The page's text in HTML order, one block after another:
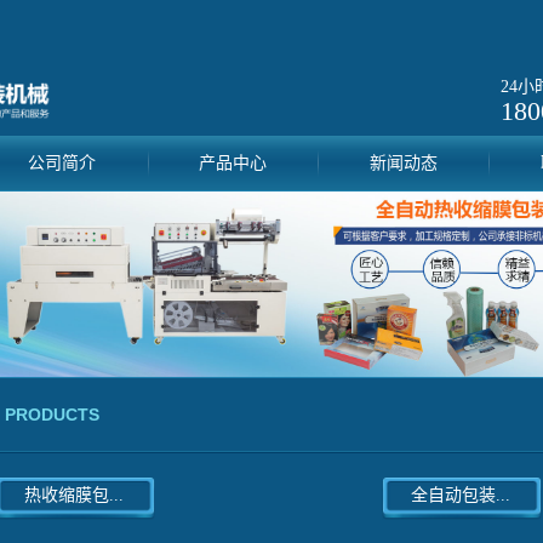
24小
公司简介 产品中心 新闻动态
PRODUCTS
热收缩膜包... 全自动包装...